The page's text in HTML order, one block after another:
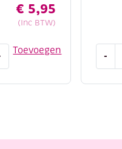
€ 5,95
(Inc BTW)
Toevoegen
-